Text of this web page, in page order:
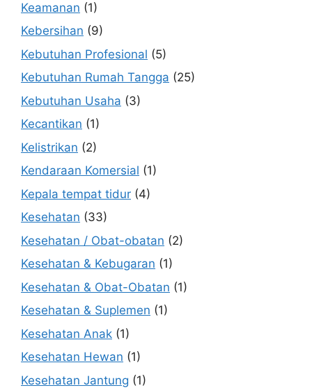
Keamanan (1)
Kebersihan (9)
Kebutuhan Profesional (5)
Kebutuhan Rumah Tangga (25)
Kebutuhan Usaha (3)
Kecantikan (1)
Kelistrikan (2)
Kendaraan Komersial (1)
Kepala tempat tidur (4)
Kesehatan (33)
Kesehatan / Obat-obatan (2)
Kesehatan & Kebugaran (1)
Kesehatan & Obat-Obatan (1)
Kesehatan & Suplemen (1)
Kesehatan Anak (1)
Kesehatan Hewan (1)
Kesehatan Jantung (1)